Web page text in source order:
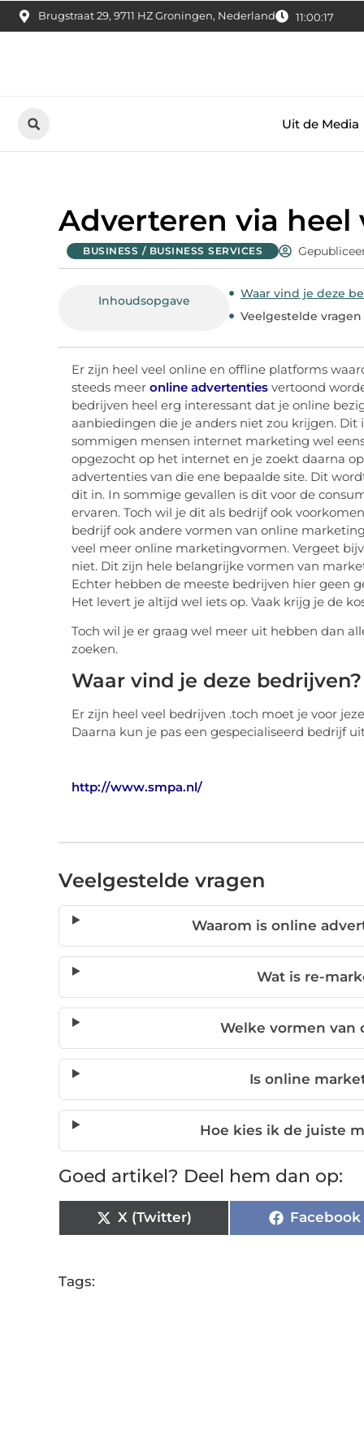
Brugstraat 29, 9711 HZ Groningen, Nederland 11:00:18
Uit de Media
Adverteren via
BUSINESS / BUSINESS SERVICES
Inhoudsopgave
Waar vind je deze
Veelgestelde vragen
Er zijn heel veel online en offline platforms
steeds meer online advertenties vertoond
bedrijven heel erg interessant dat je online
aanbiedingen die je anders niet zou krijgen. Dit
sommigen mensen internet marketing wel
opgezocht op het internet en je zoekt daarna
advertenties van die ene bepaalde site. Dit
dit in. In sommige gevallen is dit voor de
ervaren. Toch wil je dit als bedrijf ook
bedrijf ook andere vormen van online
veel meer online marketingvormen. Vergeet
niet. Dit zijn hele belangrijke vormen van
Echter hebben de meeste bedrijven hier geen
Het levert je altijd wel iets op. Vaak krijg je de
Toch wil je er graag wel meer uit hebben dan
zoeken.
Waar vind je deze bedrijven?
Er zijn heel veel bedrijven .toch moet je voor
Daarna kun je pas een gespecialiseerd bedrijf
http://www.smpa.nl/
Veelgestelde vragen
Waarom is online
Wat is re-
Welke vormen van
Is online
Hoe kies ik de juiste
Goed artikel? Deel hem dan op:
X (Twitter) Facebook
Tags: